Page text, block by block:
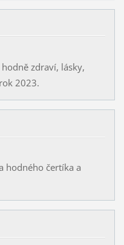
zdraví, lásky,
2023.
hodného čertíka a